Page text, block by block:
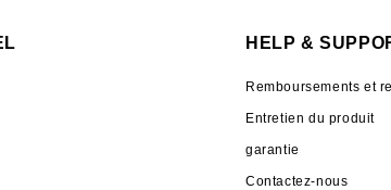
HELP &
Remboursements et
Entretien du produit
garantie
Contactez-nous